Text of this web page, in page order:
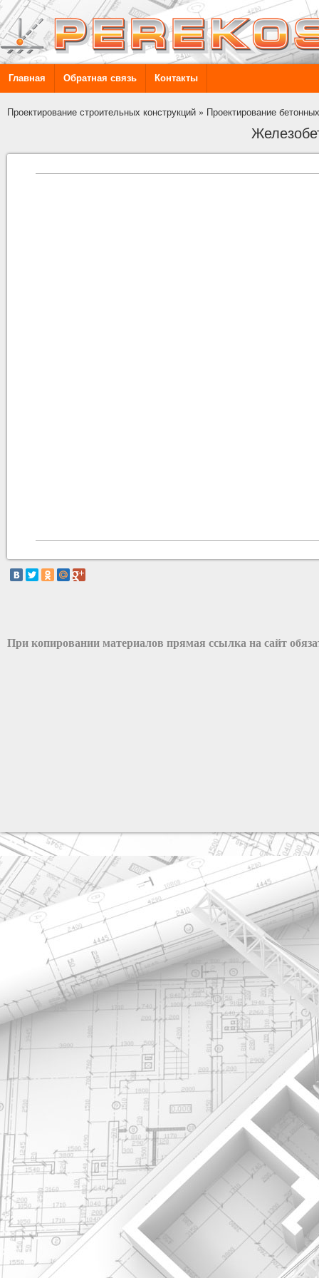
Главная Обратная связь Контакты
Проектирование строительных конструкций » Проектирование
При копировании материалов прямая ссылка на сайт